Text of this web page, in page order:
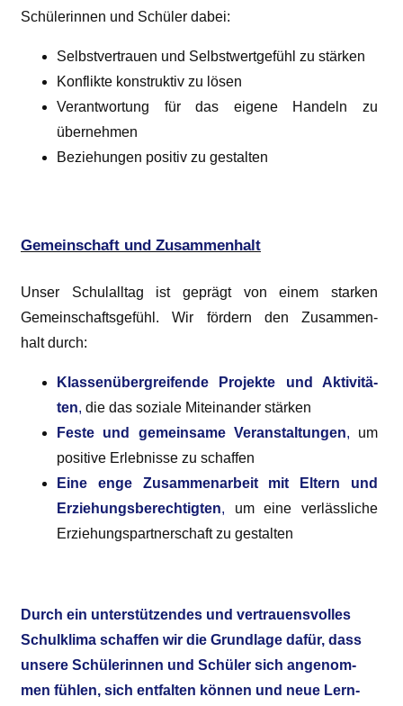
Schü­le­rin­nen und Schü­ler dabei:
Selbst­ver­trau­en und Selbst­wert­ge­fühl zu stärken
Kon­flik­te kon­struk­tiv zu lösen
Ver­ant­wor­tung für das eige­ne Han­deln zu
übernehmen
Bezie­hun­gen posi­tiv zu gestalten
Gemeinschaft und Zusammenhalt
Unser Schul­all­tag ist geprägt von einem star­ken
Gemein­schafts­ge­fühl. Wir för­dern den Zusam­men­
halt durch:
Klas­sen­über­grei­fen­de Pro­jek­te und Akti­vi­tä­
ten, die das sozia­le Mit­ein­an­der stärken
Fes­te und gemein­sa­me Ver­an­stal­tun­gen, um
posi­ti­ve Erleb­nis­se zu schaffen
Eine enge Zusam­men­ar­beit mit Eltern und
Erzie­hungs­be­rech­tig­ten, um eine ver­läss­li­che
Erzie­hungs­part­ner­schaft zu gestalten
Durch ein unter­stüt­zen­des und ver­trau­ens­vol­les
Schul­kli­ma schaf­fen wir die Grund­la­ge dafür, dass
unse­re Schü­le­rin­nen und Schü­ler sich ange­nom­
men füh­len, sich ent­fal­ten kön­nen und neue Lern-